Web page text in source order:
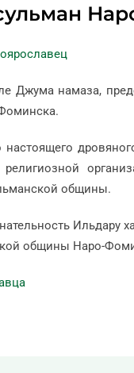
Джума намаза,
настоящего
религиозной
общины.
Ильдару
общины Наро-